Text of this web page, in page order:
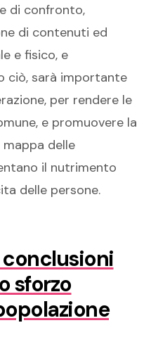
di confronto,
di contenuti ed
e fisico, e
ciò, sarà importante
per rendere le
e promuovere la
delle
il nutrimento
delle persone.
sforzo